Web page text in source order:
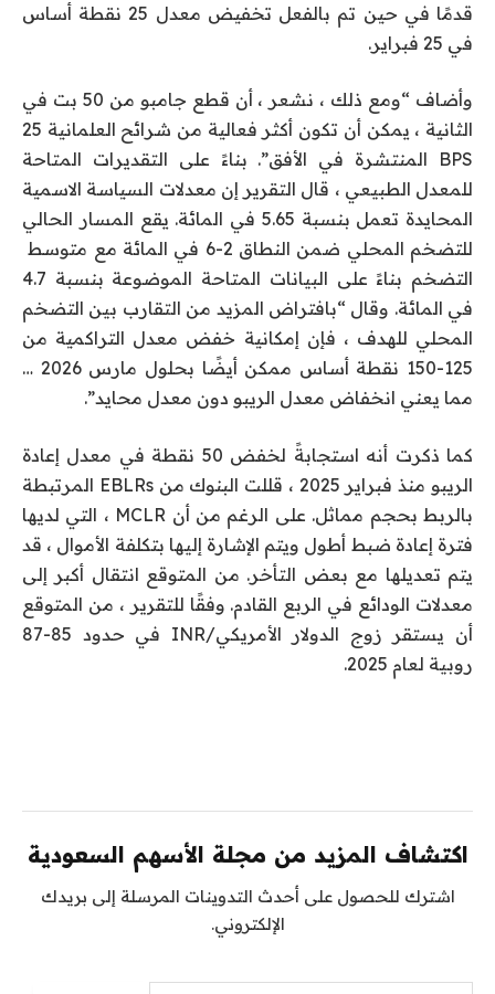
قدمًا في حين تم بالفعل تخفيض معدل 25 نقطة أساس
في 25 فبراير.
وأضاف “ومع ذلك ، نشعر ، أن قطع جامبو من 50 بت في
الثانية ، يمكن أن تكون أكثر فعالية من شرائح العلمانية 25
BPS المنتشرة في الأفق”. بناءً على التقديرات المتاحة
للمعدل الطبيعي ، قال التقرير إن معدلات السياسة الاسمية
المحايدة تعمل بنسبة 5.65 في المائة. يقع المسار الحالي
للتضخم المحلي ضمن النطاق 2-6 في المائة مع متوسط ​​
التضخم بناءً على البيانات المتاحة الموضوعة بنسبة 4.7
في المائة. وقال “بافتراض المزيد من التقارب بين التضخم
المحلي للهدف ، فإن إمكانية خفض معدل التراكمية من
125-150 نقطة أساس ممكن أيضًا بحلول مارس 2026 …
مما يعني انخفاض معدل الريبو دون معدل محايد”.
كما ذكرت أنه استجابةً لخفض 50 نقطة في معدل إعادة
الريبو منذ فبراير 2025 ، قللت البنوك من EBLRs المرتبطة
بالربط بحجم مماثل. على الرغم من أن MCLR ، التي لديها
فترة إعادة ضبط أطول ويتم الإشارة إليها بتكلفة الأموال ، قد
يتم تعديلها مع بعض التأخر. من المتوقع انتقال أكبر إلى
معدلات الودائع في الربع القادم. وفقًا للتقرير ، من المتوقع
أن يستقر زوج الدولار الأمريكي/INR في حدود 85-87
روبية لعام 2025.
اكتشاف المزيد من مجلة الأسهم السعودية
اشترك للحصول على أحدث التدوينات المرسلة إلى بريدك
الإلكتروني.
كتابة بريدك الإلكتروني...